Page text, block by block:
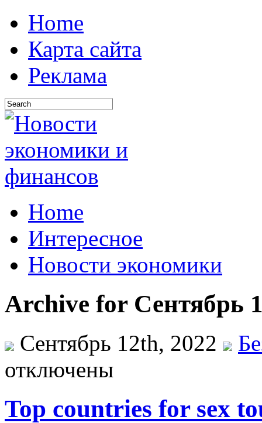
Home
Карта сайта
Реклама
Home
Интересное
Новости экономики
Archive for Сентябрь
Сентябрь 12th, 2022
отключены
Top countries for sex